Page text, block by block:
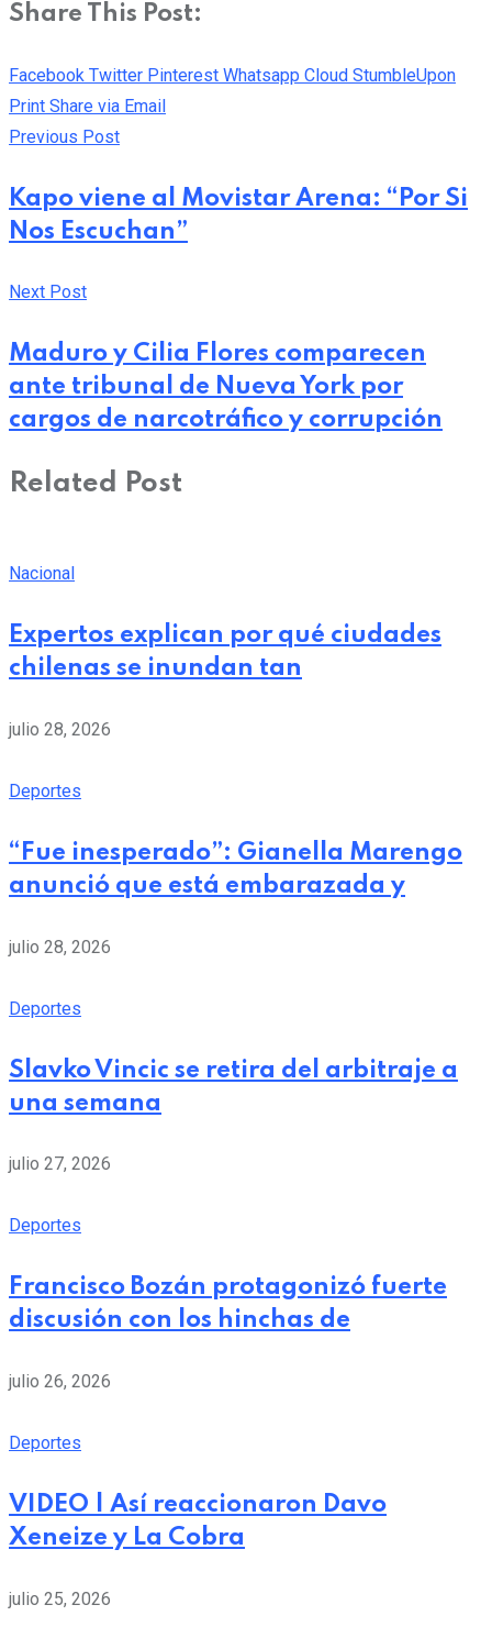
Share This Post:
Facebook Twitter Pinterest Whatsapp Cloud StumbleUpon
Print Share via Email
Previous Post
Kapo viene al Movistar Arena: “Por Si
Nos Escuchan”
Next Post
Maduro y Cilia Flores comparecen
ante tribunal de Nueva York por
cargos de narcotráfico y corrupción
Related Post
Nacional
Expertos explican por qué ciudades
chilenas se inundan tan
julio 28, 2026
Deportes
“Fue inesperado”: Gianella Marengo
anunció que está embarazada y
julio 28, 2026
Deportes
Slavko Vincic se retira del arbitraje a
una semana
julio 27, 2026
Deportes
Francisco Bozán protagonizó fuerte
discusión con los hinchas de
julio 26, 2026
Deportes
VIDEO | Así reaccionaron Davo
Xeneize y La Cobra
julio 25, 2026